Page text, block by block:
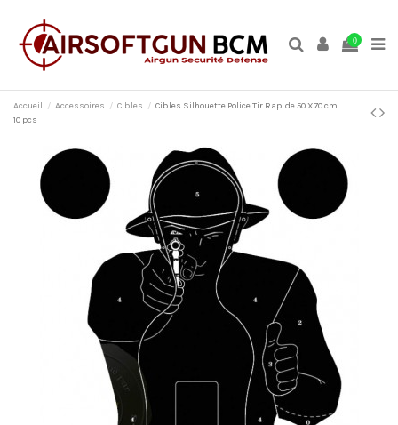
0
Accueil Accessoires Cibles
Cibles Silhouette Police Tir Rapide 50 X70 cm
10 pcs